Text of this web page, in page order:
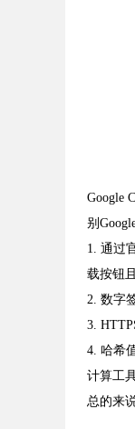
Google
别
1. 通过
载按钮
2. 数字
3.
4. 哈希
计算工
总的来